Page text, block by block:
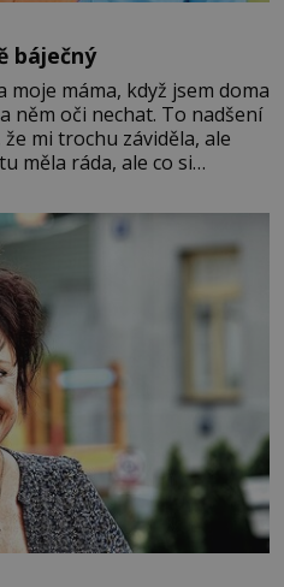
báječný
moje máma, když jsem doma
něm oči nechat. To nadšení
mi trochu záviděla, ale
měla ráda, ale co si
byla jiná doba, když